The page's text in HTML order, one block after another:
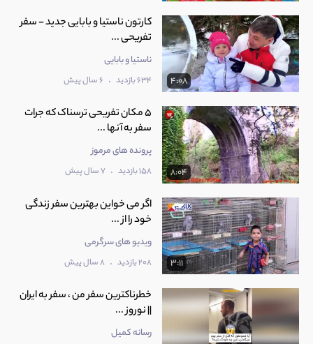
4:08
کارتون ناستیا و بابایی جدید - سفر
تفریحی ...
ناستیا و بابایی
634 بازدید . 6 سال پیش
8:04
5 مکان تفریحی ترسناک که جرات
سفر به آنها ...
پرونده های مرموز
158 بازدید . 7 سال پیش
3:11
اگر می خواین بهترین سفر زندگی
خود را از ...
ویدیو های سرگرمی
208 بازدید . 8 سال پیش
خطرناکترین سفر من ، سفر به ایران
|| نوروز ...
رسانه کمیل